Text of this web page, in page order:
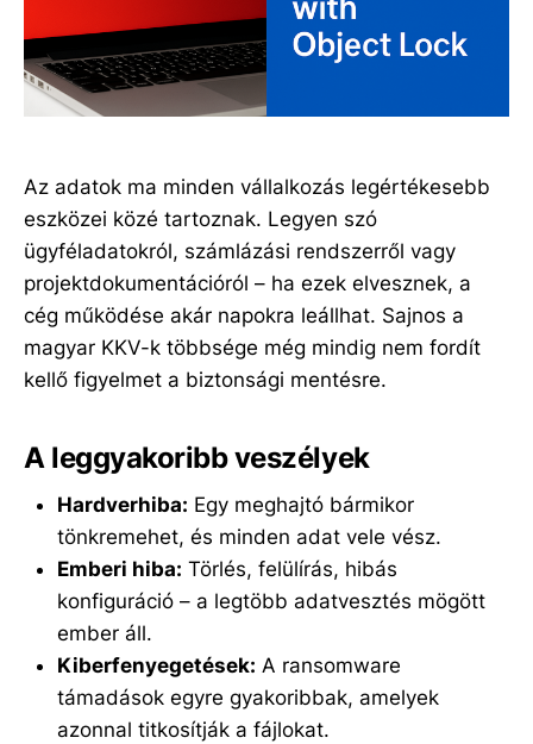
Az adatok ma minden vállalkozás legértékesebb
eszközei közé tartoznak. Legyen szó
ügyféladatokról, számlázási rendszerről vagy
projektdokumentációról – ha ezek elvesznek, a
cég működése akár napokra leállhat. Sajnos a
magyar KKV-k többsége még mindig nem fordít
kellő figyelmet a biztonsági mentésre.
A leggyakoribb veszélyek
Hardverhiba: Egy meghajtó bármikor
tönkremehet, és minden adat vele vész.
Emberi hiba: Törlés, felülírás, hibás
konfiguráció – a legtöbb adatvesztés mögött
ember áll.
Kiberfenyegetések: A ransomware
támadások egyre gyakoribbak, amelyek
azonnal titkosítják a fájlokat.